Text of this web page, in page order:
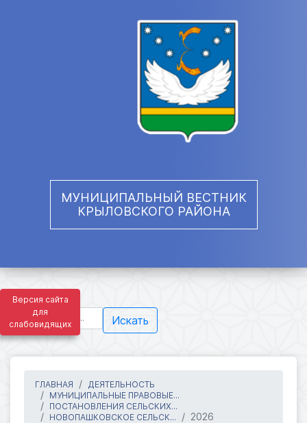
Версия сайта
для
слабовидящих
МУНИЦИПАЛЬНЫЙ ВЕСТНИК
КРЫЛОВСКОГО РАЙОНА
Искать
ГЛАВНАЯ
ДЕЯТЕЛЬНОСТЬ
МУНИЦИПАЛЬНЫЕ ПРАВОВЫЕ...
ПОСТАНОВЛЕНИЯ СЕЛЬСКИХ...
НОВОПАШКОВСКОЕ СЕЛЬСК...
2026